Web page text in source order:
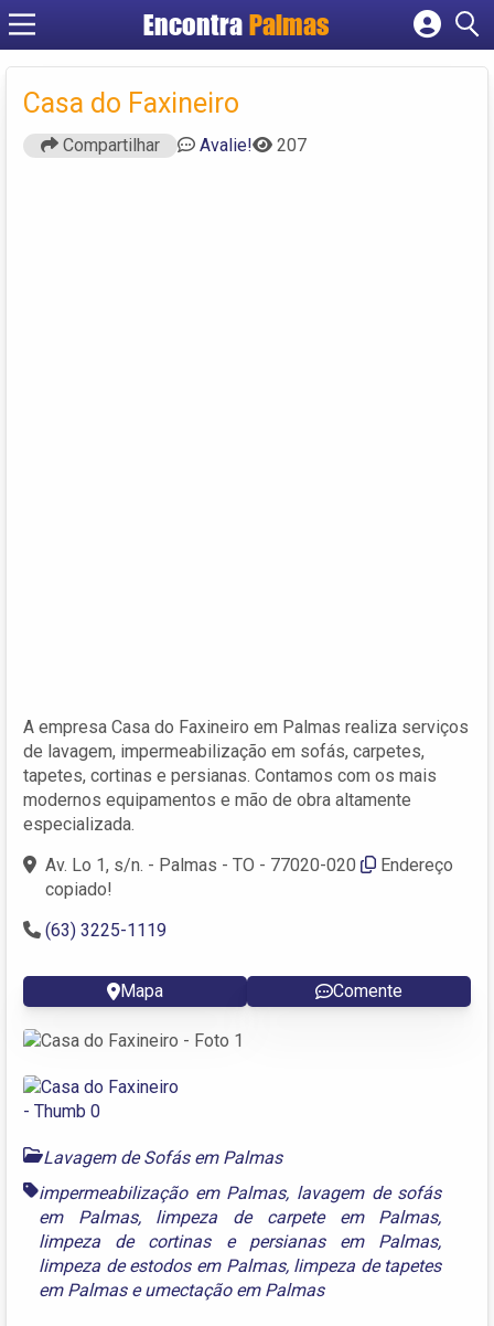
Encontra Palmas
Cadastrar empresa
Criar conta
Casa do Faxineiro
Compartilhar Avalie! 207
A empresa Casa do Faxineiro em Palmas realiza serviços
de lavagem, impermeabilização em sofás, carpetes,
tapetes, cortinas e persianas. Contamos com os mais
modernos equipamentos e mão de obra altamente
especializada.
Av. Lo 1, s/n. - Palmas - TO - 77020-020
Endereço
copiado!
(63) 3225-1119
Mapa Comente
Lavagem de Sofás em Palmas
impermeabilização em Palmas, lavagem de sofás
em Palmas, limpeza de carpete em Palmas,
limpeza de cortinas e persianas em Palmas,
limpeza de estodos em Palmas, limpeza de tapetes
em Palmaseumectação em Palmas